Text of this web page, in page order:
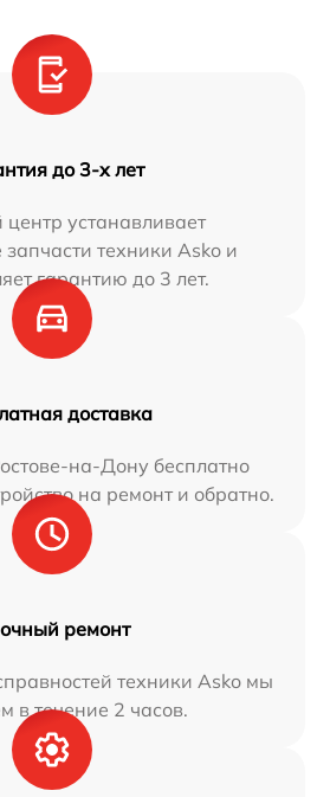
до 3-х лет
устанавливает
техники Asko и
гарантию до 3 лет.
доставка
на-Дону бесплатно
на ремонт и обратно.
ремонт
техники Asko мы
в течение 2 часов.